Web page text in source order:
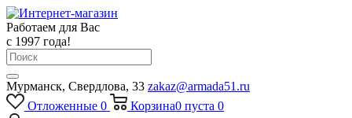
Работаем для Вас
с 1997 года!
Мурманск, Свердлова, 33 zakaz@armada51.ru
Отложенные 0 Корзина0 пуста 0